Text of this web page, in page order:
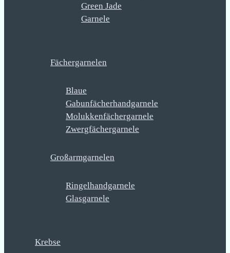
Green Jade
Garnele
Fächergarnelen
Blaue
Gabunfächerhandgarnele
Molukkenfächergarnele
Zwergfächergarnele
Großarmgarnelen
Ringelhandgarnele
Glasgarnele
Krebse